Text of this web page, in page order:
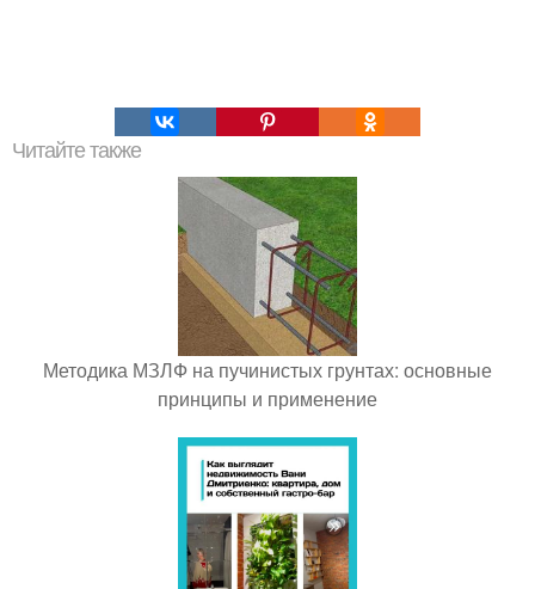
Читайте также
Методика МЗЛФ на пучинистых грунтах: основные
принципы и применение